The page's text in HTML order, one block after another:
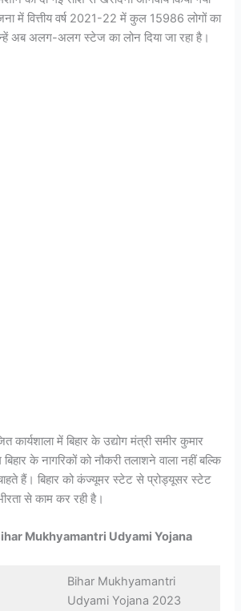
में वित्तीय वर्ष 2021-22 में कुल 15986 लोगों का
अब अलग-अलग स्टेज का लोन दिया जा रहा है।
में बिहार के उद्योग मंत्री समीर कुमार
के नागरिकों को नौकरी तलाशने वाला नहीं बल्कि
हैं। बिहार को कंज्यूमर स्टेट से प्रोड्यूसर स्टेट
से काम कर रही है।
Mukhyamantri Udyami Yojana
Bihar Mukhyamantri
Udyami Yojana 2023